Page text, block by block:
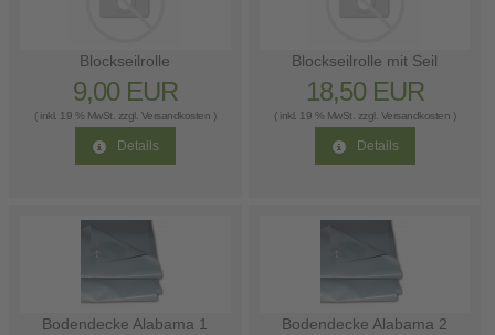
Blockseilrolle
9,00 EUR
( inkl. 19 % MwSt. zzgl. Versandkosten )
Details
Blockseilrolle mit Seil
18,50 EUR
( inkl. 19 % MwSt. zzgl. Versandkosten )
Details
Bodendecke Alabama 1 Bodendecke Alabama 2